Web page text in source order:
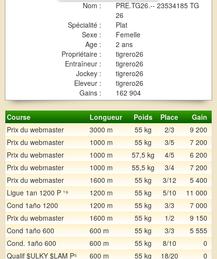
Nom :
PRE.TG26.-- 23534185 TG
26
Spécialité :
Plat
Sexe :
Femelle
Age :
2 ans
Propriétaire :
tigrero26
Entraîneur :
tigrero26
Jockey :
tigrero26
Eleveur :
tigrero26
Gains :
162 904
Course Longueur Poids Place
Gain
Prix du webmaster
3000 m 55 kg 2/3 9 200
Prix du webmaster
1000 m 55 kg 3/5 7 200
Prix du webmaster
1000 m 57,5 kg 4/5 6 200
Prix du webmaster
1000 m 55,5 kg 3/4 7 200
Prix du webmaster
1600 m 55 kg 3/12 5 400
Ligue 1an 1200 P ¹⁹
1200 m 55 kg 5/10 11 000
Cond 1año 1200
1200 m 55 kg 3/3 7 000
Prix du webmaster
1600 m 55 kg 1/2 9 150
Cond 1año 600
600 m 55 kg 3/3 5 555
Cond. 1año 600
600 m 55 kg 8/10 0
Qualif $ULKY $LAM P⁵
600 m 55 kg 18/20 0